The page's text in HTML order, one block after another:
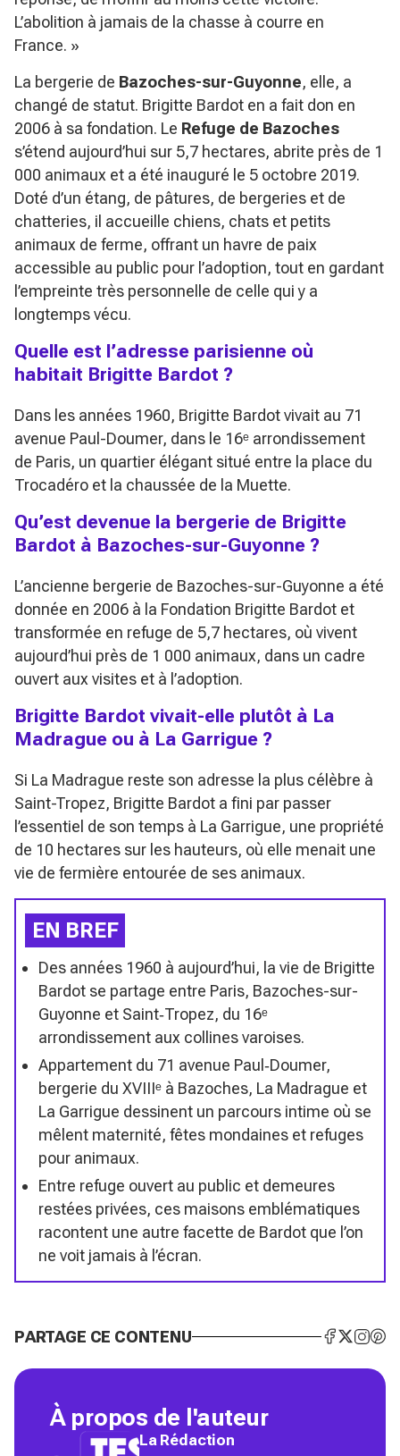
L’abolition à jamais de la chasse à courre en
France. »
La bergerie de Bazoches-sur-Guyonne, elle, a
changé de statut. Brigitte Bardot en a fait don en
2006 à sa fondation. Le Refuge de Bazoches
s’étend aujourd’hui sur 5,7 hectares, abrite près de 1
000 animaux et a été inauguré le 5 octobre 2019.
Doté d’un étang, de pâtures, de bergeries et de
chatteries, il accueille chiens, chats et petits
animaux de ferme, offrant un havre de paix
accessible au public pour l’adoption, tout en gardant
l’empreinte très personnelle de celle qui y a
longtemps vécu.
Quelle est l’adresse parisienne où
habitait Brigitte Bardot ?
Dans les années 1960, Brigitte Bardot vivait au 71
avenue Paul-Doumer, dans le 16ᵉ arrondissement
de Paris, un quartier élégant situé entre la place du
Trocadéro et la chaussée de la Muette.
Qu’est devenue la bergerie de Brigitte
Bardot à Bazoches-sur-Guyonne ?
L’ancienne bergerie de Bazoches-sur-Guyonne a été
donnée en 2006 à la Fondation Brigitte Bardot et
transformée en refuge de 5,7 hectares, où vivent
aujourd’hui près de 1 000 animaux, dans un cadre
ouvert aux visites et à l’adoption.
Brigitte Bardot vivait-elle plutôt à La
Madrague ou à La Garrigue ?
Si La Madrague reste son adresse la plus célèbre à
Saint-Tropez, Brigitte Bardot a fini par passer
l’essentiel de son temps à La Garrigue, une propriété
de 10 hectares sur les hauteurs, où elle menait une
vie de fermière entourée de ses animaux.
EN BREF
Des années 1960 à aujourd’hui, la vie de Brigitte
Bardot se partage entre Paris, Bazoches-sur-
Guyonne et Saint‑Tropez, du 16ᵉ
arrondissement aux collines varoises.
Appartement du 71 avenue Paul‑Doumer,
bergerie du XVIIIᵉ à Bazoches, La Madrague et
La Garrigue dessinent un parcours intime où se
mêlent maternité, fêtes mondaines et refuges
pour animaux.
Entre refuge ouvert au public et demeures
restées privées, ces maisons emblématiques
racontent une autre facette de Bardot que l’on
ne voit jamais à l’écran.
PARTAGE CE CONTENU
À propos de l'auteur
La Rédaction